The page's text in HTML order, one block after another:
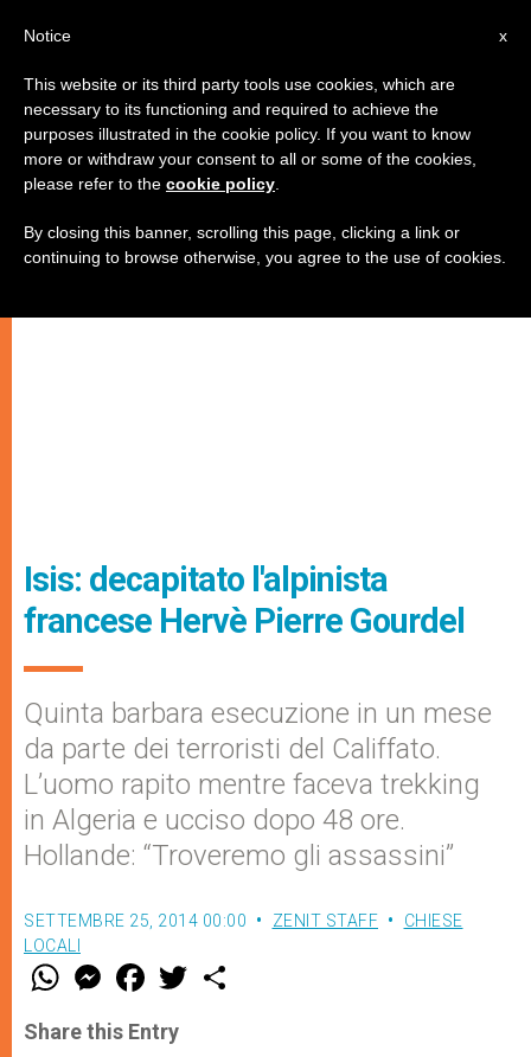
Isis: decapitato l'alpinista
francese Hervè Pierre Gourdel
Quinta barbara esecuzione in un mese
da parte dei terroristi del Califfato.
L’uomo rapito mentre faceva trekking
in Algeria e ucciso dopo 48 ore.
Hollande: “Troveremo gli assassini”
SETTEMBRE 25, 2014 00:00 ZENIT STAFF
CHIESE
LOCALI
W
t
s
M
e
s
e
F
a
e
b
w
Share this Entry
x
Notice
This website or its third party tools use cookies, which are
necessary to its functioning and required to achieve the
purposes illustrated in the cookie policy. If you want to know
more or withdraw your consent to all or some of the cookies,
please refer to the cookie policy
By closing this banner, scrolling this page, clicking a link or
continuing to browse otherwise, you agree to the use of cookies.